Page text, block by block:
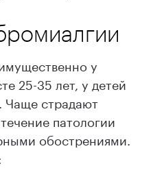
у
25-35 лет, у детей
Чаще страдают
патологии
обострениями.